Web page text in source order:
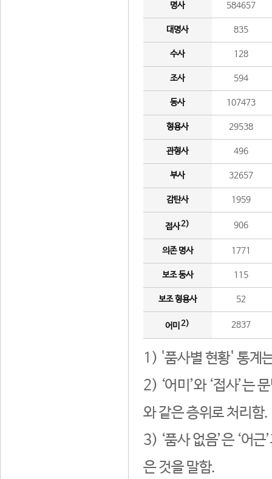
명사 584657
대명사 835
수사 128
조사 594
동사 107473
형용사 29538
관형사 496
부사 32657
감탄사 1959
접사2) 906
의존 명사 1771
보조 동사 115
보조 형용사 52
어미 2) 2837
1) '품사별 현황' 통계
2) ‘어미’와 ‘접사’는
와 같은 층위로 처리함.
3) ‘품사 없음’은 ‘어
은 것을 말함.